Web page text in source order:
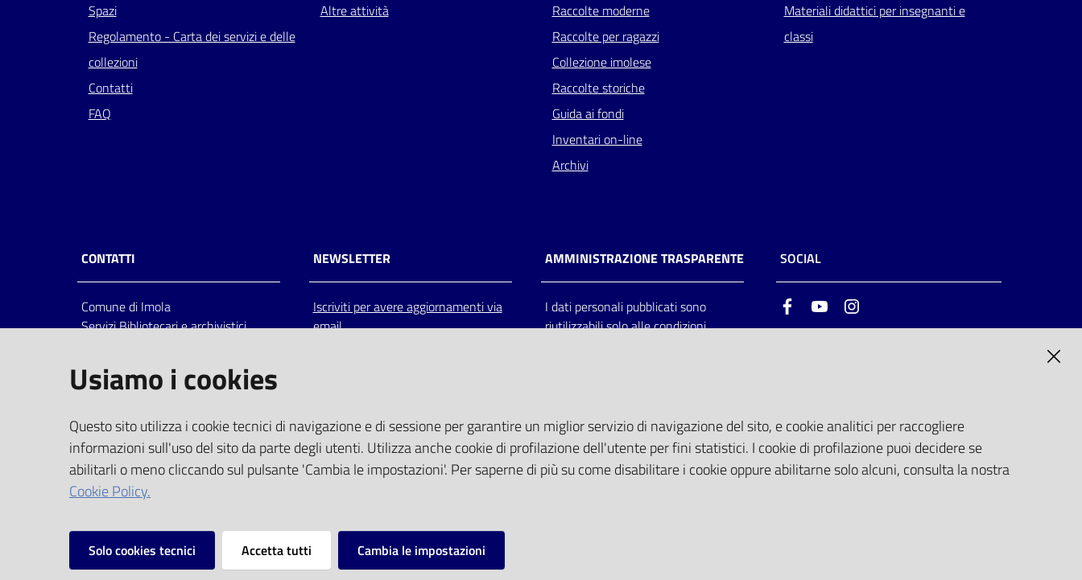
Spazi
Regolamento - Carta dei servizi e delle
collezioni
Contatti
FAQ
Altre attività
Raccolte moderne
Raccolte per ragazzi
Collezione imolese
Raccolte storiche
Guida ai fondi
Inventari on-line
Archivi
Materiali didattici per insegnanti e
classi
CONTATTI
Comune di Imola
Servizi Bibliotecari e archivistici
Italia
centralino: tel 0542.6026.36 fax
bim@comune.imola.bo.it
PEC
comune.imola@cert.provincia.bo.it
P.IVA 00523381200
C.F. 00794470377
NEWSLETTER
Iscriviti per avere aggiornamenti via
email
AMMINISTRAZIONE TRASPARENTE
I dati personali pubblicati sono
riutilizzabili solo alle condizioni
SOCIAL
FacebookYoutube
Vai alla pagina
Usiamo i cookies
Questo sito utilizza i cookie tecnici di navigazione e di sessione per garantire un miglior servizio di navigazione del sito, e cookie analitici per raccogliere
informazioni sull'uso del sito da parte degli utenti. Utilizza anche cookie di profilazione dell'utente per fini statistici. I cookie di profilazione puoi decidere se
abilitarli o meno cliccando sul pulsante 'Cambia le impostazioni'. Per saperne di più su come disabilitare i cookie oppure abilitarne solo alcuni, consulta la nostra
Cookie Policy.
Solo cookies tecnici Accetta tutti Cambia le impostazioni